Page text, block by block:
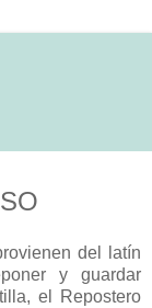
del latín
y guardar
el Repostero